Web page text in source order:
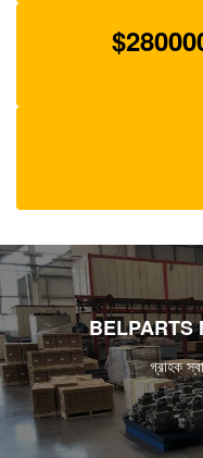
BELPARTS
গ্রাহক